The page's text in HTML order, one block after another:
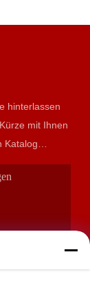
hinterlassen
mit Ihnen
Katalog